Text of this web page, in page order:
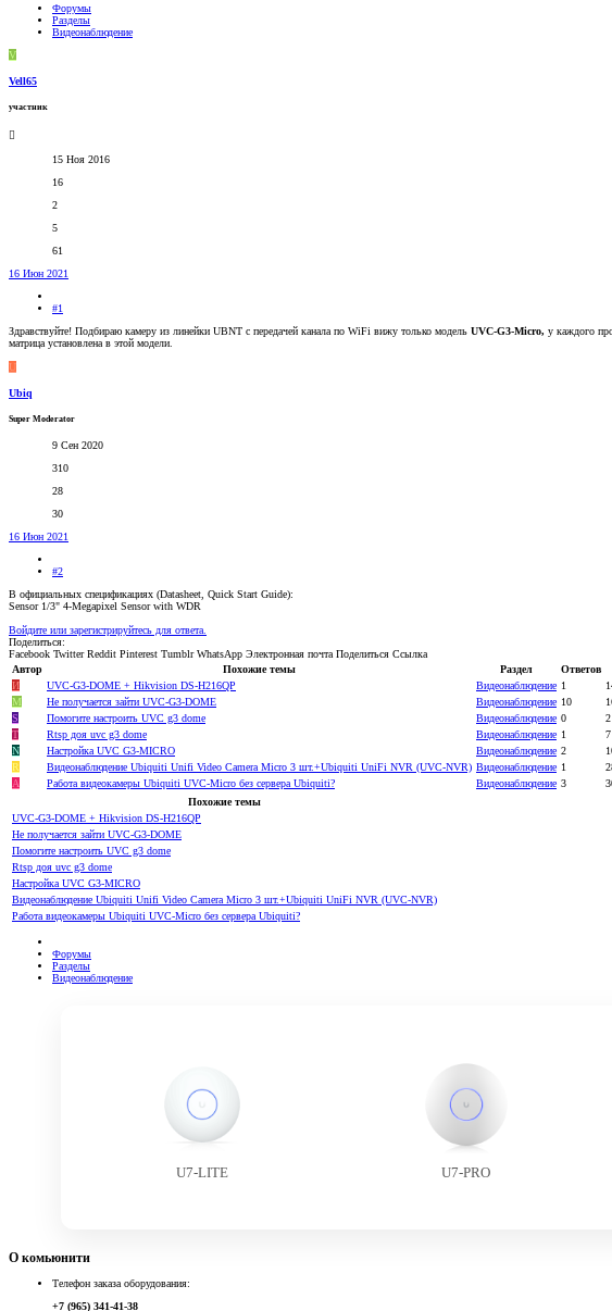
Форумы
Разделы
Видеонаблюдение
V
Vell65
участник
15 Ноя 2016
16
2
5
61
16 Июн 2021
#1
Здравствуйте! Подбираю камеру из линейки UBNT с передачей канала по WiFi вижу только модель UVC-G3-Micro, у каждого
матрица установлена в этой модели.
U
Ubiq
Super Moderator
9 Сен 2020
310
28
30
16 Июн 2021
#2
В официальных спецификациях (Datasheet, Quick Start Guide):
Sensor 1/3" 4-Megapixel Sensor with WDR
Войдите или зарегистрируйтесь для ответа.
Поделиться:
Facebook Twitter Reddit Pinterest Tumblr WhatsApp Электронная почта Поделиться Ссылка
Автор
Похожие темы Раздел Ответов
И
UVC-G3-DOME + Hikvision DS-H216QP Видеонаблюдение 1
M
Не получается зайти UVC-G3-DOME Видеонаблюдение 10
S
Помогите настроить UVC g3 dome Видеонаблюдение 0
T
Rtsp доя uvc g3 dome Видеонаблюдение 1
N
Настройка UVC G3-MICRO Видеонаблюдение 2
R
Видеонаблюдение Ubiquiti Unifi Video Camera Micro 3 шт.+Ubiquiti UniFi NVR (UVC‑NVR) Видеонаблюдение 1
A
Работа видеокамеры Ubiquiti UVC-Micro без сервера Ubiquiti? Видеонаблюдение 3
Похожие темы
UVC-G3-DOME + Hikvision DS-H216QP
Не получается зайти UVC-G3-DOME
Помогите настроить UVC g3 dome
Rtsp доя uvc g3 dome
Настройка UVC G3-MICRO
Видеонаблюдение Ubiquiti Unifi Video Camera Micro 3 шт.+Ubiquiti UniFi NVR (UVC‑NVR)
Работа видеокамеры Ubiquiti UVC-Micro без сервера Ubiquiti?
Форумы
Разделы
Видеонаблюдение
U7-LITE U7-PRO
О комьюнити
Телефон заказа оборудования:
+7 (965) 341-41-38